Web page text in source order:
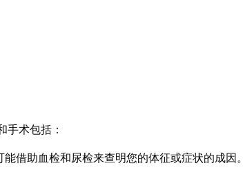
手术包括：
能借助血检和尿检来查明您的体征或症状的成因。